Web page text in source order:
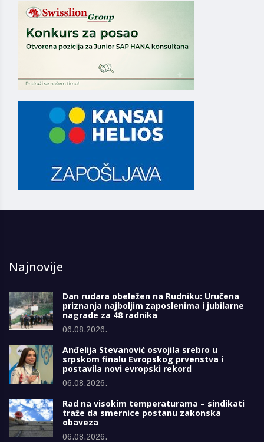
Najnovije
Dan rudara obeležen na Rudniku: Uručena
priznanja najboljim zaposlenima i jubilarne
nagrade za 48 radnika
06.08.2026.
Anđelija Stevanović osvojila srebro u
srpskom finalu Evropskog prvenstva i
postavila novi evropski rekord
06.08.2026.
Rad na visokim temperaturama – sindikati
traže da smernice postanu zakonska
obaveza
06.08.2026.